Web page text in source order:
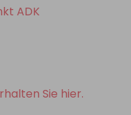
ADK
Sie hier.